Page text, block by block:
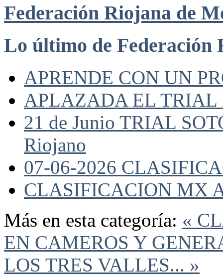
Federación Riojana de
Lo último de Federación
APRENDE CON UN
APLAZADA EL TRIAL
21 de Junio TRIAL
Riojano
07-06-2026
CLASIFICACION MX
Más en esta categoría: «
EN CAMEROS Y
LOS TRES VALLES... »